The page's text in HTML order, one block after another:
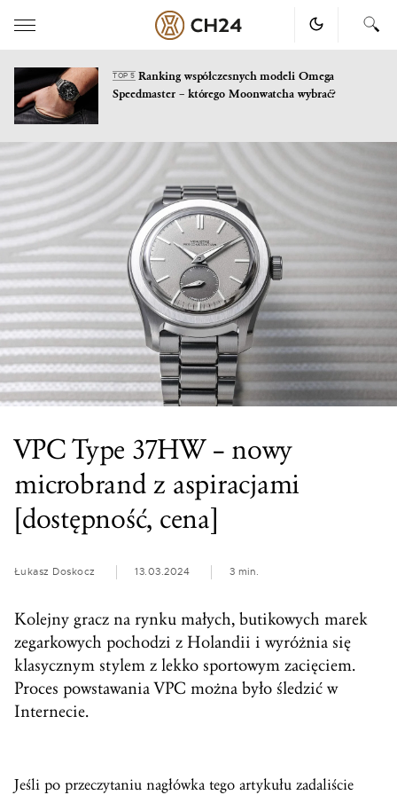
Skip
to
content
TOP 5Ranking współczesnych modeli Omega
Speedmaster – którego Moonwatcha wybrać?
VPC Type 37HW – nowy
microbrand z aspiracjami
[dostępność, cena]
Łukasz Doskocz 13.03.2024 3 min.
Kolejny gracz na rynku małych, butikowych marek
zegarkowych pochodzi z Holandii i wyróżnia się
klasycznym stylem z lekko sportowym zacięciem.
Proces powstawania VPC można było śledzić w
Internecie.
Jeśli po przeczytaniu nagłówka tego artykułu zadaliście